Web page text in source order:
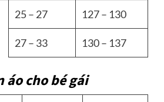
25 – 27 127 – 130
27 – 33 130 – 137
áo cho bé gái